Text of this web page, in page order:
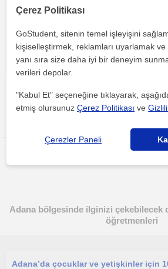
Her iki düğmeye tıklayarak,
politikamızıkabul etmiş olursunuz
Adana bölgesinde ilginizi çekebilecek
öğretmenleri
Çerez Politikası
GoStudent, sitenin temel işleyişini
kişiselleştirmek, reklamları uyarlamak
yanı sıra size daha iyi bir deneyim
verileri depolar.
"Kabul Et" seçeneğine tıklayarak,
etmiş olursunuzÇerez Politikası ve
Çerezler Paneli